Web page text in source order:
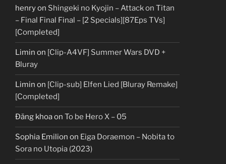
henryon Shingeki no Kyojin – Attack on Titan
– Final Final Final – [2 Specials][87Eps TVs]
[Completed]
Limin on [Clip-A4VF] Summer Wars DVD +
Bluray
Limin on [Clip-sub] Elfen Lied [Bluray Remake]
[Completed]
Đăng khoaon To be Hero X – 05
Sophia Emilion on Eiga Doraemon – Nobita to
Sora no Utopia (2023)